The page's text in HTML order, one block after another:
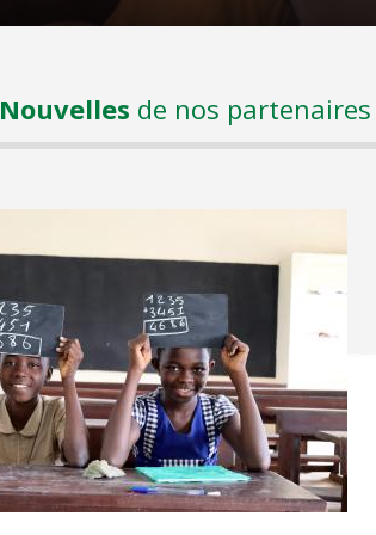
Nouvelles de nos partenaires